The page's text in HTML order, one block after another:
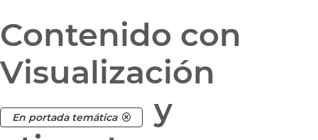
Contenido con
Visualización
En portada temática
y